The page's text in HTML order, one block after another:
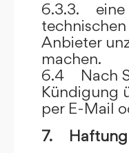
6.3.3. eine
Anbieter
machen.
6.4 Nach
Kündigung
per E-Mail
7. Haftung